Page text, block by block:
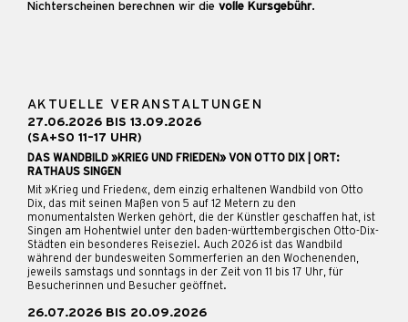
Nichterscheinen berechnen wir die volle Kursgebühr.
AKTUELLE VERANSTALTUNGEN
27.06.2026 BIS 13.09.2026
(SA+SO 11–17 UHR)
DAS WANDBILD »KRIEG UND FRIEDEN» VON OTTO DIX | ORT:
RATHAUS SINGEN
Mit »Krieg und Frieden«, dem einzig erhaltenen Wandbild von Otto
Dix, das mit seinen Maßen von 5 auf 12 Metern zu den
monumentalsten Werken gehört, die der Künstler geschaffen hat, ist
Singen am Hohentwiel unter den baden-württembergischen Otto-Dix-
Städten ein besonderes Reiseziel. Auch 2026 ist das Wandbild
während der bundesweiten Sommerferien an den Wochenenden,
jeweils samstags und sonntags in der Zeit von 11 bis 17 Uhr, für
Besucherinnen und Besucher geöffnet.
26.07.2026 BIS 20.09.2026